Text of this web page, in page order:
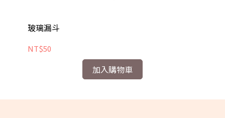
玻璃漏斗
NT$50
加入購物車